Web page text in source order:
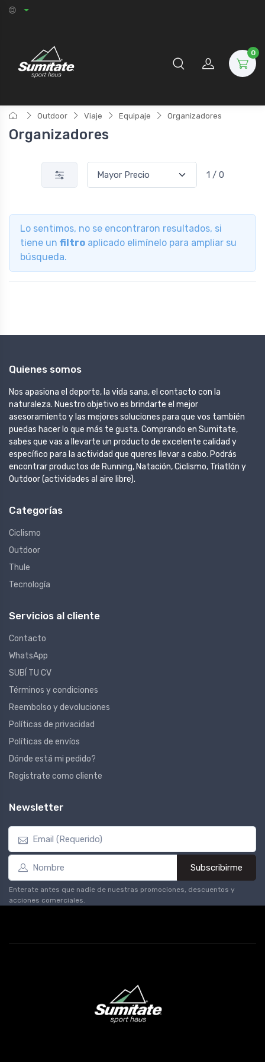
0
Outdoor Viaje Equipaje Organizadores
Organizadores
1 / 0
Lo sentimos, no se encontraron resultados, si
tiene un filtro aplicado elimínelo para ampliar su
búsqueda.
Quienes somos
Nos apasiona el deporte, la vida sana, el contacto con la
naturaleza. Nuestro objetivo es brindarte el mejor
asesoramiento y las mejores soluciones para que vos también
puedas hacer lo que más te gusta. Comprando en Sumitate,
sabes que vas a llevarte un producto de excelente calidad y
específico para la actividad que queres llevar a cabo. Podrás
encontrar productos de Running, Natación, Ciclismo, Triatlón y
Outdoor (actividades al aire libre).
Categorías
Ciclismo
Outdoor
Thule
Tecnología
Servicios al cliente
Contacto
WhatsApp
SUBÍ TU CV
Términos y condiciones
Reembolso y devoluciones
Políticas de privacidad
Políticas de envíos
Dónde está mi pedido?
Registrate como cliente
Newsletter
Subscribirme
Enterate antes que nadie de nuestras promociones, descuentos y
acciones comerciales.